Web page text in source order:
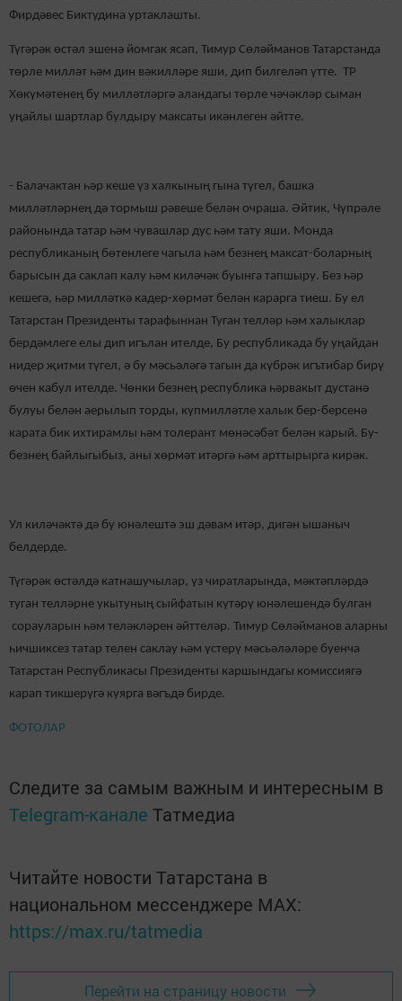
Фирдәвес Биктудина уртаклашты.
Түгәрәк өстәл эшенә йомгак ясап, Тимур Сөләйманов Татарстанда
төрле милләт һәм дин вәкилләре яши, дип билгеләп үтте. ТР
Хөкүмәтенең бу милләтләргә аландагы төрле чәчәкләр сыман
уңайлы шартлар булдыру максаты икәнлеген әйтте.
- Балачактан һәр кеше үз халкының гына түгел, башка
милләтләрнең дә тормыш рәвеше белән очраша. Әйтик, Чүпрәле
районында татар һәм чувашлар дус һәм тату яши. Монда
республиканың бөтенлеге чагыла һәм безнең максат-боларның
барысын да саклап калу һәм киләчәк буынга тапшыру. Без һәр
кешегә, һәр милләткә кадер-хөрмәт белән карарга тиеш. Бу ел
Татарстан Президенты тарафыннан Туган телләр һәм халыклар
бердәмлеге елы дип игълан ителде, Бу республикада бу уңайдан
нидер җитми түгел, ә бу мәсьәләгә тагын да күбрәк игътибар бирү
өчен кабул ителде. Чөнки безнең республика һәрвакыт дустанә
булуы белән аерылып торды, күпмилләтле халык бер-берсенә
карата бик ихтирамлы һәм толерант мөнәсәбәт белән карый. Бу-
безнең байлыгыбыз, аны хөрмәт итәргә һәм арттырырга кирәк.
Ул киләчәктә дә бу юнәлештә эш дәвам итәр, дигән ышаныч
белдерде.
Түгәрәк өстәлдә катнашучылар, үз чиратларында, мәктәпләрдә
туган телләрне укытуның сыйфатын күтәрү юнәлешендә булган
сорауларын һәм теләкләрен әйттеләр. Тимур Сөләйманов аларны
һичшиксез татар телен саклау һәм үстерү мәсьәләләре буенча
Татарстан Республикасы Президенты каршындагы комиссиягә
карап тикшерүгә куярга вәгъдә бирде.
ФОТОЛАР
Следите за самым важным и интересным в
Telegram-канале Татмедиа
Читайте новости Татарстана в
национальном мессенджере MАХ:
https://max.ru/tatmedia
Перейти на страницу новости